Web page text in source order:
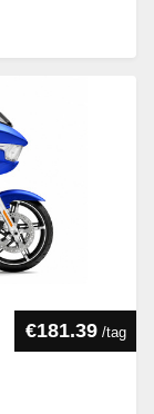
€181.39 /tag